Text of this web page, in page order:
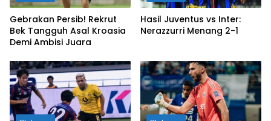
Gebrakan Persib! Rekrut
Bek Tangguh Asal Kroasia
Demi Ambisi Juara
Hasil Juventus vs Inter:
Nerazzurri Menang 2-1